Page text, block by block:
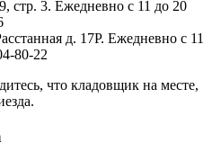
стр. 3. Ежедневно с 11 до 20
д. 17Р. Ежедневно с 11
80-22
что кладовщик на месте,